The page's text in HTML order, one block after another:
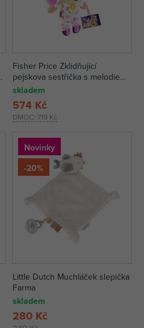
Fisher Price Zklidňující
pejskova sestřička s melodiemi
CZ
skladem
DMOC: 719 Kč
574 Kč
Novinky
-20%
Little Dutch Muchláček slepička
Farma
skladem
280 Kč